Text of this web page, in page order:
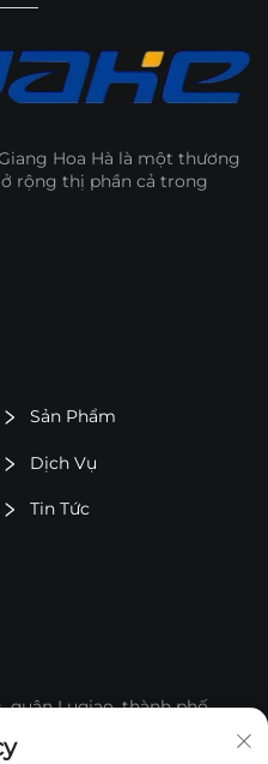
Hoa Hà là một thương
rộng thị phần cả trong
Sản Phẩm
Dịch Vụ
Tin Tức
quận Luqiao, thành phố